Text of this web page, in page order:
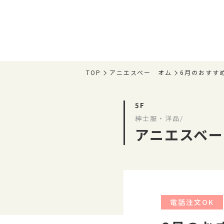
TOP アニエスベー オム 6月のおすす
5F
紳士服・洋品/
アニエスベ
電話注文OK